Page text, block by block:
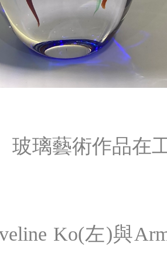
玻璃藝術作品在
Ko(左)與